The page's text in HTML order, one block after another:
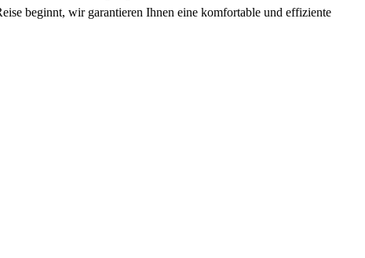
beginnt, wir garantieren Ihnen eine komfortable und effiziente